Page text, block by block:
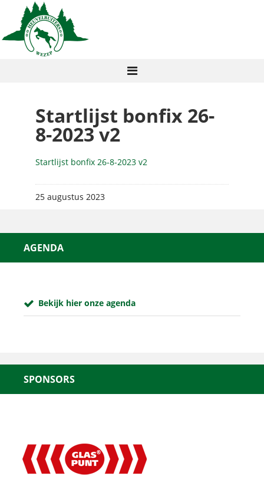
Startlijst bonfix 26-
8-2023 v2
Startlijst bonfix 26-8-2023 v2
25 augustus 2023
AGENDA
Bekijk hier onze agenda
SPONSORS